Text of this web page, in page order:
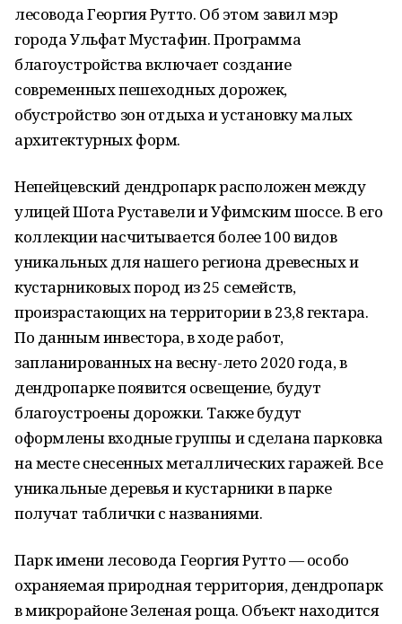
лесовода Георгия Рутто. Об этом завил мэр
города Ульфат Мустафин. Программа
благоустройства включает создание
современных пешеходных дорожек,
обустройство зон отдыха и установку малых
архитектурных форм.
Непейцевский дендропарк расположен между
улицей Шота Руставели и Уфимским шоссе. В его
коллекции насчитывается более 100 видов
уникальных для нашего региона древесных и
кустарниковых пород из 25 семейств,
произрастающих на территории в 23,8 гектара.
По данным инвестора, в ходе работ,
запланированных на весну-лето 2020 года, в
дендропарке появится освещение, будут
благоустроены дорожки. Также будут
оформлены входные группы и сделана парковка
на месте снесенных металлических гаражей. Все
уникальные деревья и кустарники в парке
получат таблички с названиями.
Парк имени лесовода Георгия Рутто — особо
охраняемая природная территория, дендропарк
в микрорайоне Зеленая роща. Объект находится